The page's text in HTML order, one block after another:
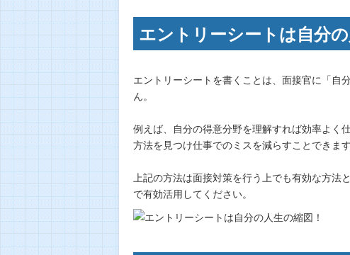
エントリーシートは自分の
エントリーシートを書くことは、面接官に「自
ん。
例えば、自分の得意分野を理解すれば効率よく
方法を見つけ仕事でのミスを減らすことできます
上記の方法は面接対策を行う上でも有効な方
で有効活用してください。